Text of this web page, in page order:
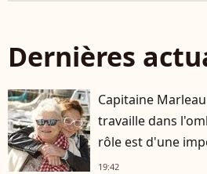
Dernières
Capitaine
travaille dans
rôle est d'une
19:42